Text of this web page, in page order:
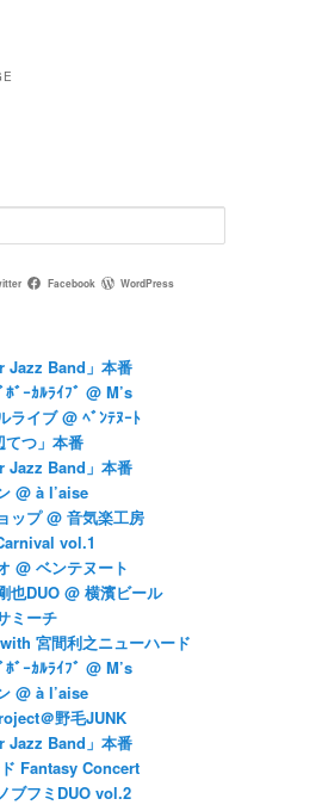
Facebook WordPress
Jazz Band」本番
ﾞｰｶﾙﾗｲﾌﾞ @ M’s
ライブ @ ﾍﾞﾝﾃﾇｰﾄ
つ」本番
Jazz Band」本番
@ à l’aise
ップ @ 音気楽工房
vol.1
@ ベンテヌート
也DUO @ 横濱ビール
ミーチ
宮間利之ニューハード
ﾞｰｶﾙﾗｲﾌﾞ @ M’s
@ à l’aise
＠野毛JUNK
Jazz Band」本番
Fantasy Concert
ブフミDUO vol.2